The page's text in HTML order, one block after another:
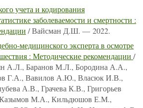
учета и кодирования
заболеваемости и смертности :
/ Вайсман Д.Ш. — 2022.
медицинского эксперта в осмотре
: Методические рекомендации /
А.Л., Баранов М.Л., Бородина А.А.,
Г.А., Вавилов А.Ю., Власюк И.В.,
А.В., Грачева К.В., Григорьев
М.А., Кильдюшов Е.М.,